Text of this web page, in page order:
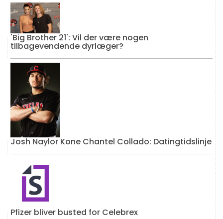
'Big Brother 21': Vil der være nogen
tilbagevendende dyrlæger?
Josh Naylor Kone Chantel Collado: Datingtidslinje
Pfizer bliver busted for Celebrex